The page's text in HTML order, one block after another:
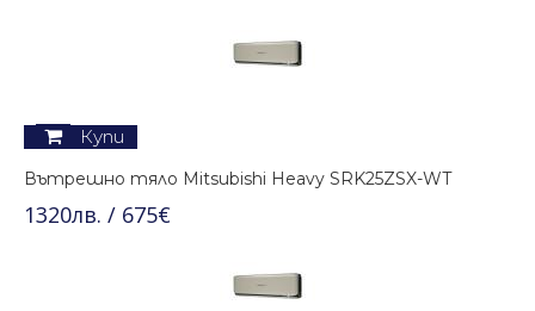
Вътрешно тяло Mitsubishi Heavy SRK25ZSX-WT
1320лв. / 675€
Купи